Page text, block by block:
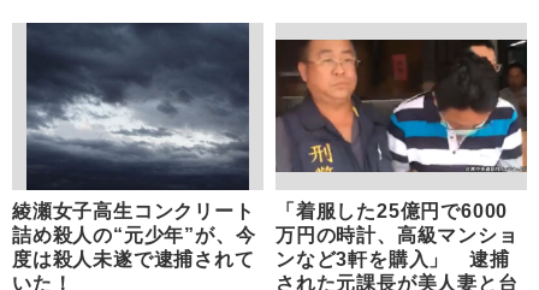
綾瀬女子高生コンクリート
詰め殺人の“元少年”が、今
度は殺人未遂で逮捕されて
いた！
「着服した25億円で6000
万円の時計、高級マンショ
ンなど3軒を購入」 逮捕
された元課長が美人妻と台